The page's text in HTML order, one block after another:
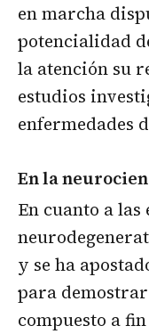
en marcha
potencialidad
la atención su
estudios
enfermedades
En la
En cuanto a las
y se ha
para
compuesto a